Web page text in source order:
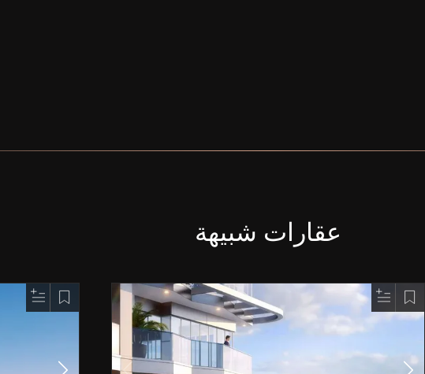
عقارات شبيهة